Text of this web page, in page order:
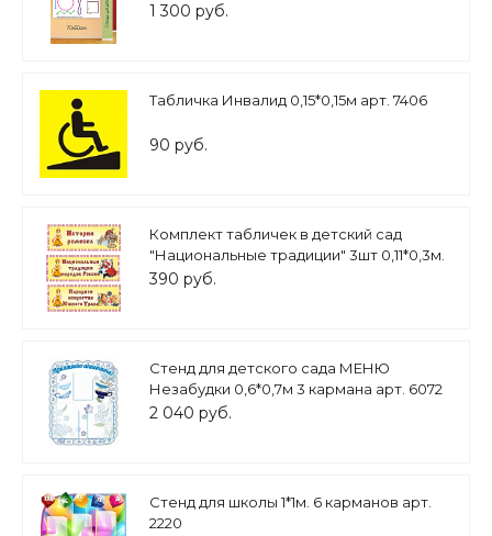
1 300 руб.
Табличка Инвалид 0,15*0,15м арт. 7406
90 руб.
Комплект табличек в детский сад
"Национальные традиции" 3шт 0,11*0,3м.
арт.ТАБ789
390 руб.
Стенд для детского сада МЕНЮ
Незабудки 0,6*0,7м 3 кармана арт. 6072
2 040 руб.
Стенд для школы 1*1м. 6 карманов арт.
2220